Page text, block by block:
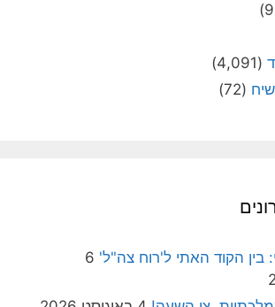
(4,091)
(72)
בין הקוד האתי ל'רוח צה"ל' 6